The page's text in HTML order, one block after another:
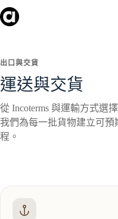
to
content
出口與交貨
運送與交貨
從 Incoterms 與運輸方式選
我們為每一批貨物建立可
程。